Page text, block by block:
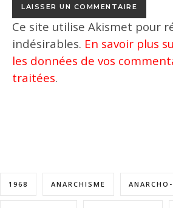
Ce site utilise Akismet pour
indésirables. En savoir plus
les données de vos
traitées.
1968 ANARCHISME